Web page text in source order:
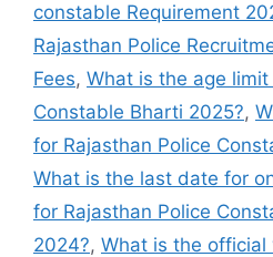
constable Requirement
Rajasthan Police
Fees, What is the age
Constable Bharti 2025?,
for Rajasthan Police
What is the last date for
for Rajasthan Police
2024?, What is the official